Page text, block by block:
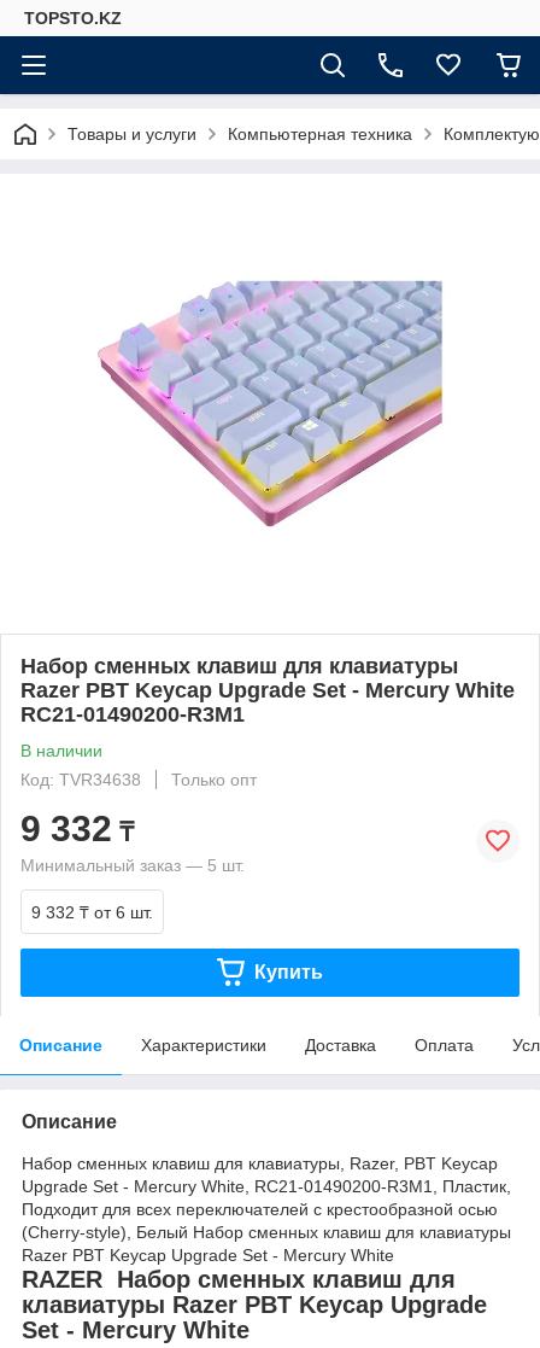
TOPSTO.KZ
Товары и услуги Компьютерная техника
Набор сменных клавиш для клавиатуры
Razer PBT Keycap Upgrade Set - Mercury White
RC21-01490200-R3M1
В наличии
Код: TVR34638
Только опт
9 332 ₸
Минимальный заказ — 5 шт.
9 332 ₸ от 6 шт.
Купить
Описание Характеристики Доставка Оплата
Описание
Набор сменных клавиш для клавиатуры, Razer, PBT Keycap
Upgrade Set - Mercury White, RC21-01490200-R3M1, Пластик,
Подходит для всех переключателей с крестообразной осью
(Cherry-style), Белый Набор сменных клавиш для клавиатуры
Razer PBT Keycap Upgrade Set - Mercury White
RAZER Набор сменных клавиш для
клавиатуры Razer PBT Keycap Upgrade
Set - Mercury White